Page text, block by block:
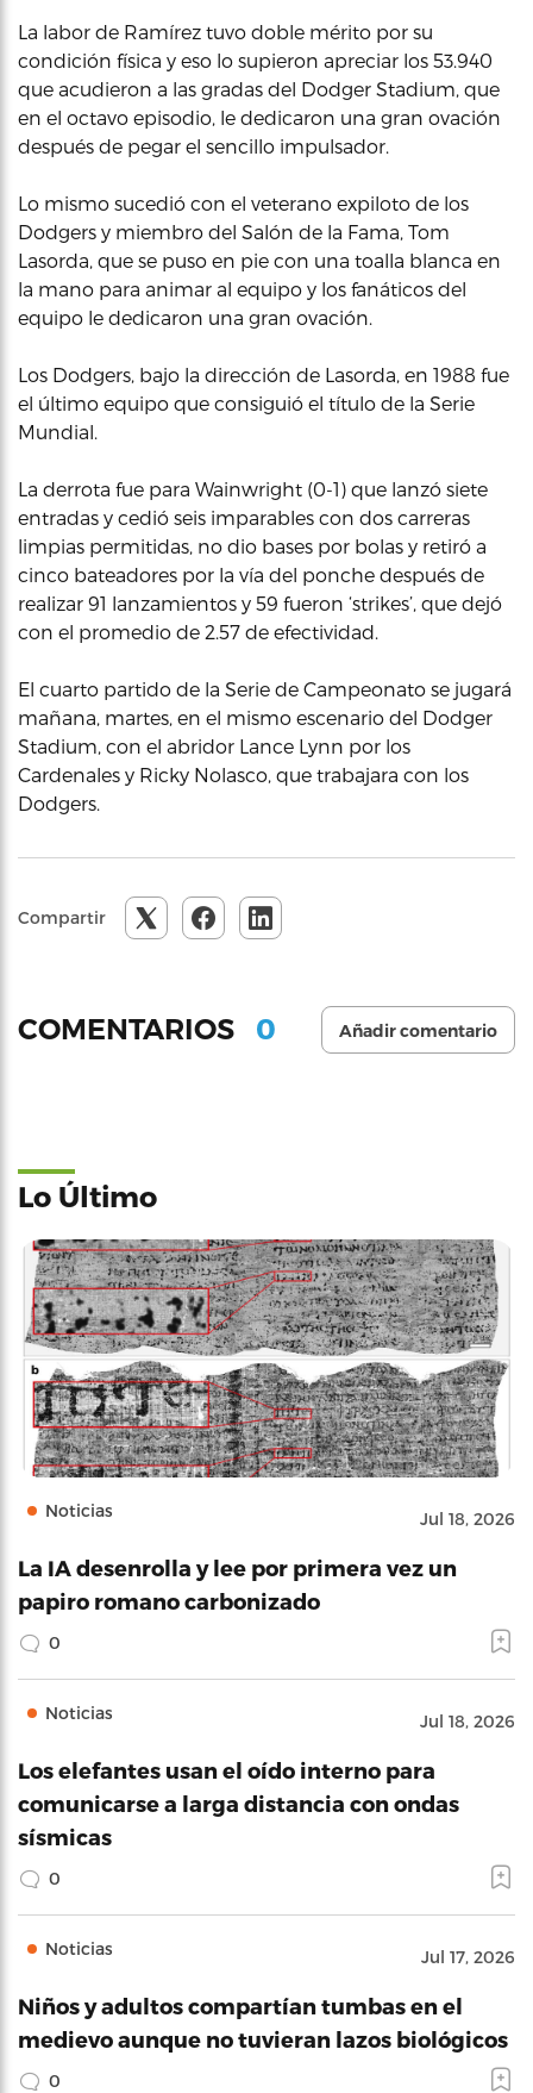
La labor de Ramírez tuvo doble mérito por su
condición física y eso lo supieron apreciar los 53.940
que acudieron a las gradas del Dodger Stadium, que
en el octavo episodio, le dedicaron una gran ovación
después de pegar el sencillo impulsador.
Lo mismo sucedió con el veterano expiloto de los
Dodgers y miembro del Salón de la Fama, Tom
Lasorda, que se puso en pie con una toalla blanca en
la mano para animar al equipo y los fanáticos del
equipo le dedicaron una gran ovación.
Los Dodgers, bajo la dirección de Lasorda, en 1988 fue
el último equipo que consiguió el título de la Serie
Mundial.
La derrota fue para Wainwright (0-1) que lanzó siete
entradas y cedió seis imparables con dos carreras
limpias permitidas, no dio bases por bolas y retiró a
cinco bateadores por la vía del ponche después de
realizar 91 lanzamientos y 59 fueron ‘strikes’, que dejó
con el promedio de 2.57 de efectividad.
El cuarto partido de la Serie de Campeonato se jugará
mañana, martes, en el mismo escenario del Dodger
Stadium, con el abridor Lance Lynn por los
Cardenales y Ricky Nolasco, que trabajara con los
Dodgers.
Compartir
COMENTARIOS 0 Añadir comentario
Lo Último
Noticias Jul 18, 2026
La IA desenrolla y lee por primera vez un
papiro romano carbonizado
0
Noticias Jul 18, 2026
Los elefantes usan el oído interno para
comunicarse a larga distancia con ondas
sísmicas
0
Noticias Jul 17, 2026
Niños y adultos compartían tumbas en el
medievo aunque no tuvieran lazos biológicos
0